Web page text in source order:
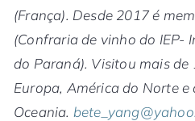
(França). Desde 2017 é
(Confraria de vinho do IEP-
do Paraná). Visitou mais de
Europa, América do Norte e
Oceania.